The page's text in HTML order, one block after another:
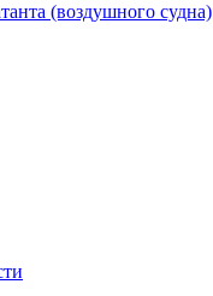
(воздушного судна)